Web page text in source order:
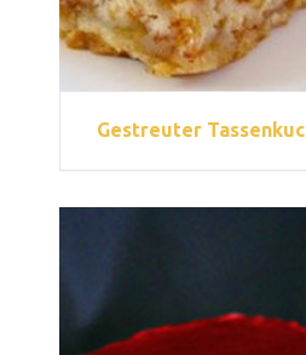
Gestreuter